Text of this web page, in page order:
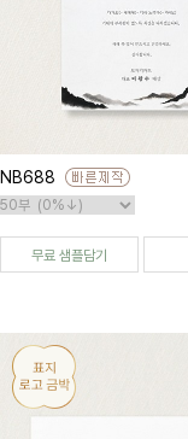
NB688
무료 샘플담기